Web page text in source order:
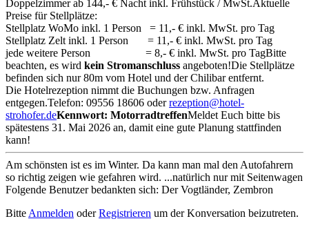
Doppelzimmer ab 144,- € Nacht inkl. Frühstück / MwSt.Aktuelle
Preise für Stellplätze:
Stellplatz WoMo inkl. 1 Person = 11,- € inkl. MwSt. pro Tag
Stellplatz Zelt inkl. 1 Person = 11,- € inkl. MwSt. pro Tag
jede weitere Person = 8,- € inkl. MwSt. pro TagBitte
beachten, es wird kein Stromanschluss angeboten!Die Stellplätze
befinden sich nur 80m vom Hotel und der Chilibar entfernt.
Die Hotelrezeption nimmt die Buchungen bzw. Anfragen
entgegen.Telefon: 09556 18606 oderrezeption@hotel-
strohofer.deKennwort: MotorradtreffenMeldet Euch bitte bis
spätestens 31. Mai 2026 an, damit eine gute Planung stattfinden
kann!
Am schönsten ist es im Winter. Da kann man mal den Autofahrern
so richtig zeigen wie gefahren wird. ...natürlich nur mit Seitenwagen
Folgende Benutzer bedankten sich: Der Vogtländer, Zembron
Bitte Anmelden oderRegistrieren um der Konversation beizutreten.